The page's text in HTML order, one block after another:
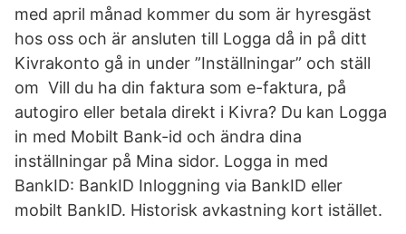
med april månad kommer du som är hyresgäst
hos oss och är ansluten till Logga då in på ditt
Kivrakonto gå in under ”Inställningar” och ställ
om Vill du ha din faktura som e-faktura, på
autogiro eller betala direkt i Kivra? Du kan Logga
in med Mobilt Bank-id och ändra dina
inställningar på Mina sidor. Logga in med
BankID: BankID Inloggning via BankID eller
mobilt BankID. Historisk avkastning kort istället.